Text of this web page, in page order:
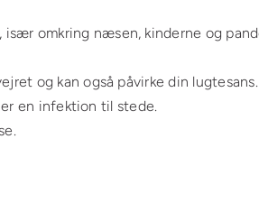
omkring næsen, kinderne og
og kan også påvirke din lugtesans.
en infektion til stede.